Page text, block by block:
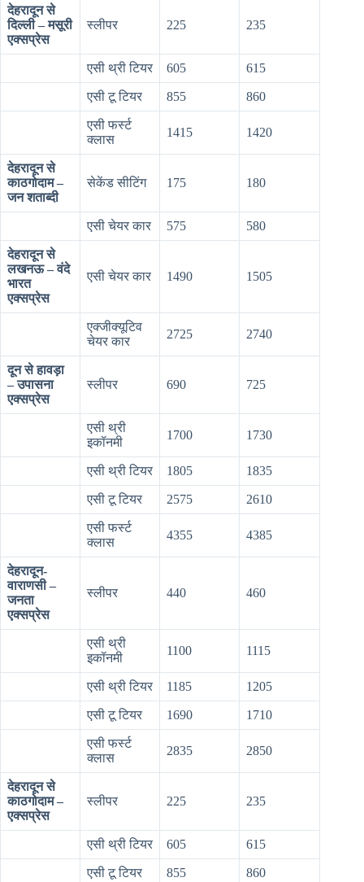
देहरादून से
दिल्ली – मसूरी
एक्सप्रेस
स्लीपर 225 235
एसी थ्री टियर 605 615
एसी टू टियर 855 860
एसी फर्स्ट
क्लास
1415 1420
देहरादून से
काठगोदाम –
जन शताब्दी
सेकेंड सीटिंग 175 180
एसी चेयर कार 575 580
देहरादून से
लखनऊ – वंदे
भारत
एक्सप्रेस
एसी चेयर कार 1490 1505
एक्जीक्यूटिव
चेयर कार
2725 2740
दून से हावड़ा
– उपासना
एक्सप्रेस
स्लीपर 690 725
एसी थ्री
इकॉनमी
1700 1730
एसी थ्री टियर 1805 1835
एसी टू टियर 2575 2610
एसी फर्स्ट
क्लास
4355 4385
देहरादून-
वाराणसी –
जनता
एक्सप्रेस
स्लीपर 440 460
एसी थ्री
इकॉनमी
1100 1115
एसी थ्री टियर 1185 1205
एसी टू टियर 1690 1710
एसी फर्स्ट
क्लास
2835 2850
देहरादून से
काठगोदाम –
एक्सप्रेस
स्लीपर 225 235
एसी थ्री टियर 605 615
एसी टू टियर 855 860